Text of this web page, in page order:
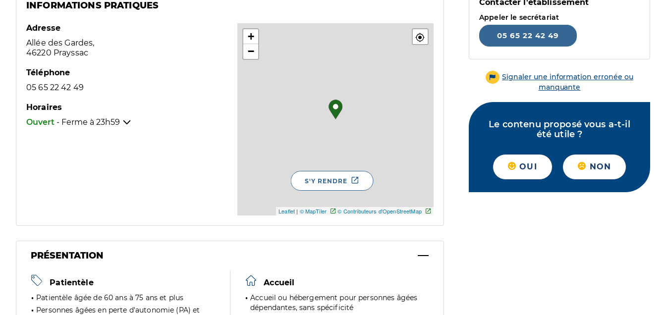
INFORMATIONS PRATIQUES
Adresse
Allée des Gardes,
46220 Prayssac
Téléphone
05 65 22 42 49
Horaires
Ouvert - Ferme à 23h59
+
−
Leaflet | © MapTiler © Contributeurs d'OpenStreetMap
S'Y RENDRE
PRÉSENTATION
Patientèle
Patientèle âgée de 60 ans à 75 ans et plus
Personnes âgées en perte d'autonomie (PA) et
Accueil
Accueil ou hébergement pour personnes âgées
dépendantes, sans spécificité
Contacter l'établissement
Appeler le secrétariat
05 65 22 42 49
Signaler une information erronée ou
manquante
Le contenu proposé vous a-t-il
été utile ?
OUI NON